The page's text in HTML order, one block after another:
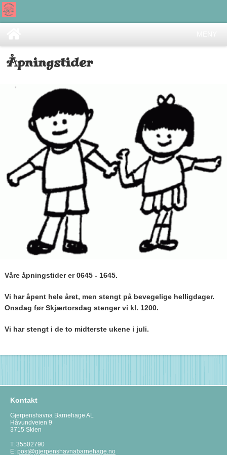
Åpningstider
Våre åpningstider er 0645 - 1645.
Vi har åpent hele året, men stengt på bevegelige helligdager.
Onsdag før Skjærtorsdag stenger vi kl. 1200.
Vi har stengt i de to midterste ukene i juli.
Kontakt
Gjerpenshavna Barnehage AL
Håvundveien 9
3715 Skien
T: 35502790
E: post@gjerpenshavnabarnehage.no